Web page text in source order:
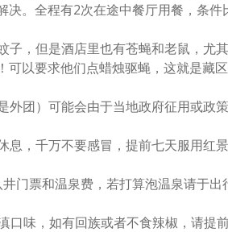
决。全程有2次在途中餐厅用餐，条件
子，但是酒店里也有苍蝇和老鼠，尤
可以要求他们点蜡烛驱蝇，这就是藏区
外团）可能会由于当地政府征用或政
息，千万不要感冒，提前七天服用红
门票和温泉费，若打算泡温泉请于出
口味，如有回族或者不食辣椒，请提